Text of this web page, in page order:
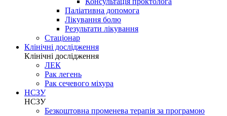
Паліативна допомога
Лікування болю
Результати лікування
Стаціонар
Клінічні дослідження
Клінічні дослідження
ЛЕК
Рак легень
Рак сечевого міхура
НСЗУ
НСЗУ
Безкоштовна променева терапія за програмою